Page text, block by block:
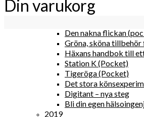
Den lilla vingården
Happy me
Det lilla galleriet i
Den nakna flickan
Gröna, sköna
Häxans handbok till
Station K (Pocket)
Tigeröga (Pocket)
Det stora
Digitant – nya steg
Bli din egen
2019
Din varukorg